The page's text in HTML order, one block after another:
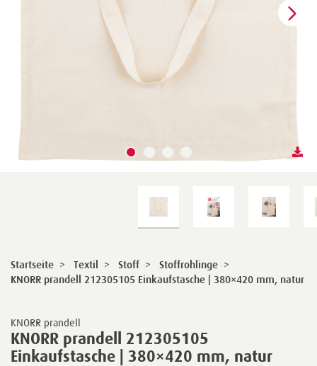
KNORR prandell
KNORR prandell 212305105
Einkaufstasche | 380×420 mm, natur
Startseite > Textil > Stoff > Stoffrohlinge >
KNORR prandell 212305105 Einkaufstasche | 380×420 mm, natur